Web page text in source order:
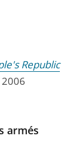
Republic
armés